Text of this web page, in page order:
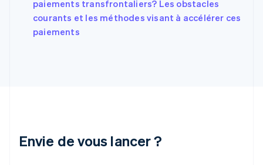
paiements transfrontaliers? Les obstacles
courants et les méthodes visant à accélérer ces
paiements
Envie de vous lancer ?
Gibraltar
English
Grèce
Japon